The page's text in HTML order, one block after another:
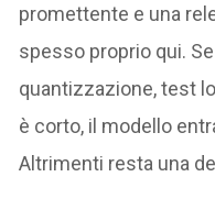
promettente e una
spesso proprio qui.
quantizzazione, test
è corto, il modello
Altrimenti resta una